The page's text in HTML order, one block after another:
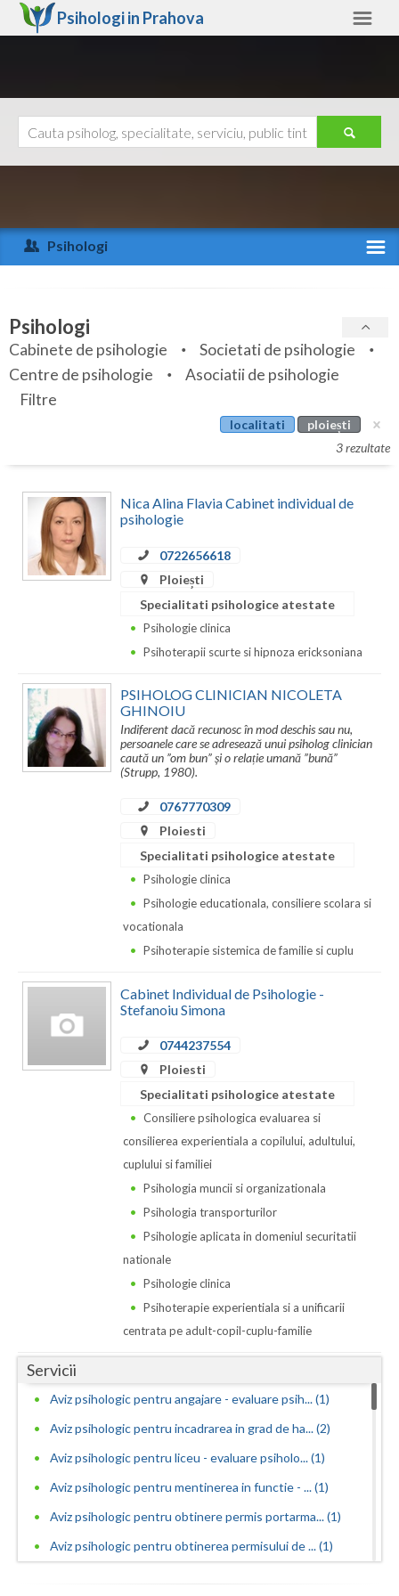
Psihologi in Prahova
Arad
Arges
Bihor
Bistrita-Nasaud
Botosani
Bucuresti
Buzau
Constanta
Covasna
Dambovita
Hunedoara
Ialomita
Satu-Mare
Sibiu
Timis
Tulcea
Ajutor
Psihologi
Specialitati
Servicii
Articole
Cabinet
Membri
Psihologi
Cabinete de psihologie
Societati de psihologie
Centre de psihologie
Asociatii de psihologie
Filtre
localitati
ploiești
3 rezultate
Nica Alina Flavia Cabinet individual de
psihologie
0722656618
Ploiești
Specialitati psihologice atestate
Psihologie clinica
Psihoterapii scurte si hipnoza ericksoniana
PSIHOLOG CLINICIAN NICOLETA
GHINOIU
Indiferent dacă recunosc în mod deschis sau nu,
persoanele care se adresează unui psiholog clinician
caută un ”om bun” și o relație umană ”bună”
(Strupp, 1980).
0767770309
Ploiesti
Specialitati psihologice atestate
Psihologie clinica
Psihologie educationala, consiliere scolara si
vocationala
Psihoterapie sistemica de familie si cuplu
Cabinet Individual de Psihologie -
Stefanoiu Simona
0744237554
Ploiesti
Specialitati psihologice atestate
Consiliere psihologica evaluarea si
consilierea experientiala a copilului, adultului,
cuplului si familiei
Psihologia muncii si organizationala
Psihologia transporturilor
Psihologie aplicata in domeniul securitatii
nationale
Psihologie clinica
Psihoterapie experientiala si a unificarii
centrata pe adult-copil-cuplu-familie
Servicii
Aviz psihologic pentru angajare - evaluare psih... (1)
Aviz psihologic pentru incadrarea in grad de ha... (2)
Aviz psihologic pentru liceu - evaluare psiholo... (1)
Aviz psihologic pentru mentinerea in functie - ... (1)
Aviz psihologic pentru obtinere permis portarma... (1)
Aviz psihologic pentru obtinerea permisului de ... (1)